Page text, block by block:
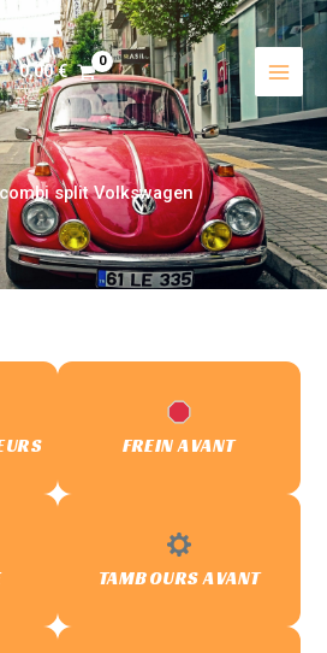
0,00€
split Volkswagen
FREIN AVANT
TAMBOURS AVANT